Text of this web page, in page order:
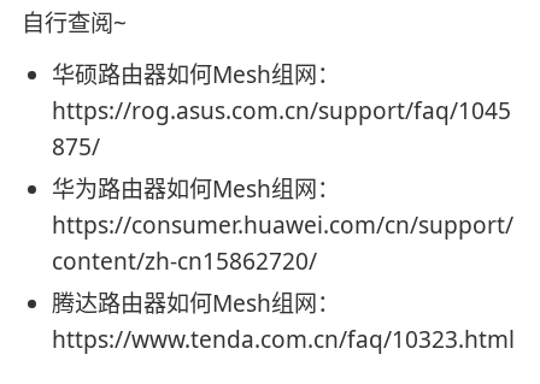
自行查阅~
华硕路由器如何Mesh组网：
https://rog.asus.com.cn/support/faq/1045
875/
华为路由器如何Mesh组网：
https://consumer.huawei.com/cn/support/
content/zh-cn15862720/
腾达路由器如何Mesh组网：
https://www.tenda.com.cn/faq/10323.html